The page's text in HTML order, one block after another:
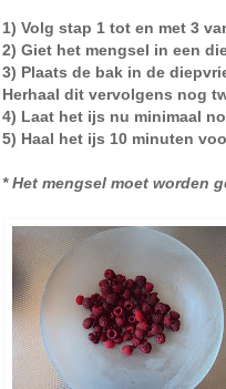
1) Volg stap 1 tot en met 3
2) Giet het mengsel in een
3) Plaats de bak in de
Herhaal dit vervolgens nog
4) Laat het ijs nu minimaal
5) Haal het ijs 10 minuten
* Het mengsel moet worden